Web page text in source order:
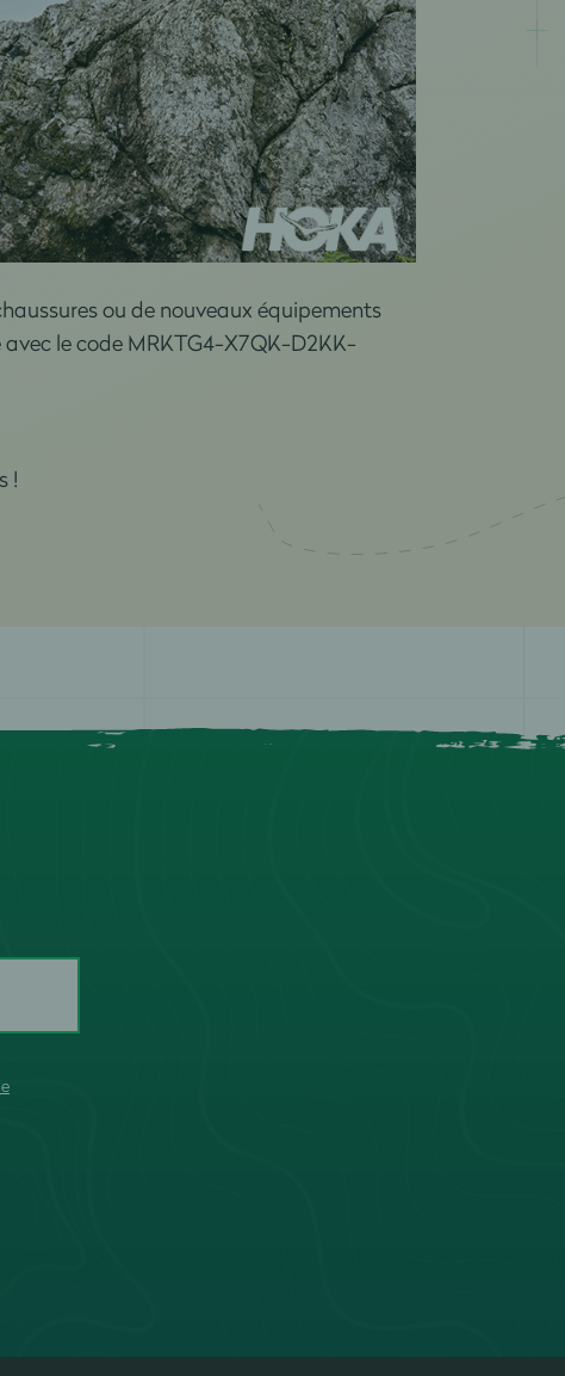
ou de nouveaux équipements
avec le code MRKTG4-X7QK-D2KK-
!